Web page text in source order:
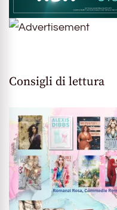
Consigli di lettura